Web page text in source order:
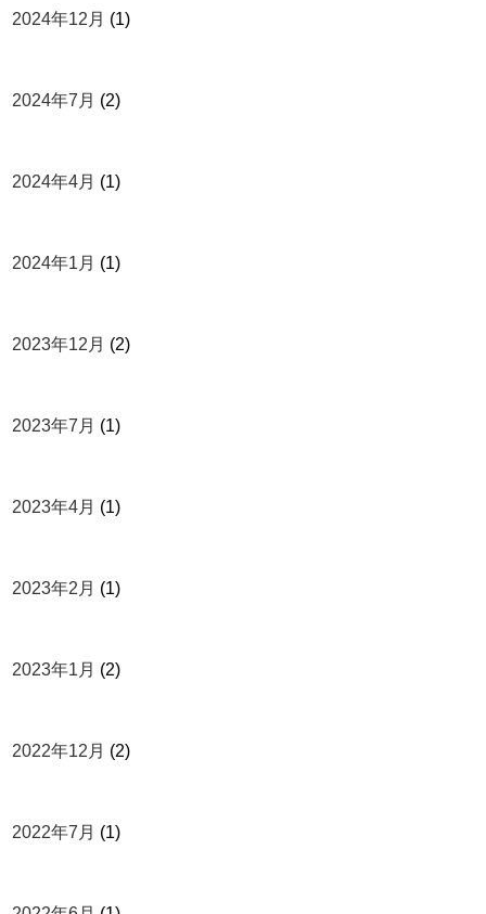
2024年12月 (1)
2024年7月 (2)
2024年4月 (1)
2024年1月 (1)
2023年12月 (2)
2023年7月 (1)
2023年4月 (1)
2023年2月 (1)
2023年1月 (2)
2022年12月 (2)
2022年7月 (1)